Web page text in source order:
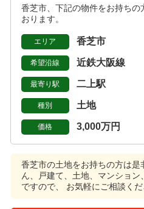
香芝市、下記の物件をお持ち
おります。
エリア 香芝市
希望沿線 近鉄大阪線
最寄り駅 二上駅
種別 土地
価格 3,000万円
香芝市の土地をお持ちの方は是
ん、戸建て、土地、マンショ
ですので、 お気軽にご相談くだ